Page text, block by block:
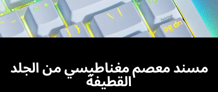
مسند معصم مغناطيسي من الجلد
القطيفة